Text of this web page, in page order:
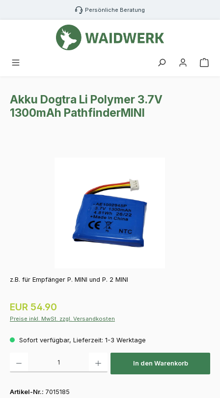
Zum Hauptinhalt springen Persönliche Beratung
Akku Dogtra Li Polymer 3.7V
1300mAh PathfinderMINI
z.B. für Empfänger P. MINI und P. 2 MINI
Regulärer Preis:
EUR 54.90
Preise inkl. MwSt. zzgl. Versandkosten
Sofort verfügbar, Lieferzeit: 1-3 Werktage
In den Warenkorb
Artikel-Nr.: 7015185